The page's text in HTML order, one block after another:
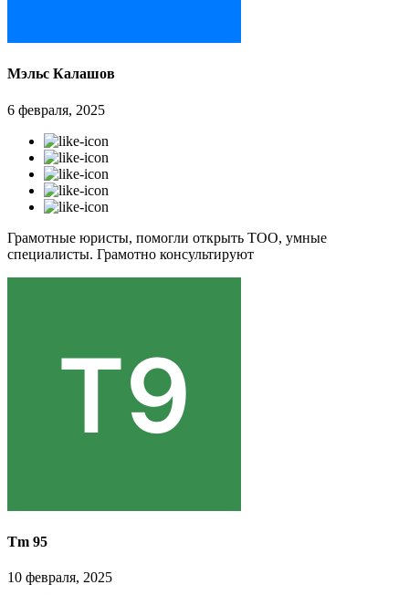
Мэльс Калашов
6 февраля, 2025
Грамотные юристы, помогли открыть ТОО, умные
специалисты. Грамотно консультируют
Tm 95
10 февраля, 2025